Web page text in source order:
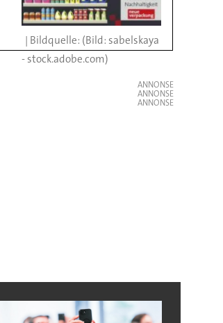
(Bild: sabelskaya
- stock.adobe.com)